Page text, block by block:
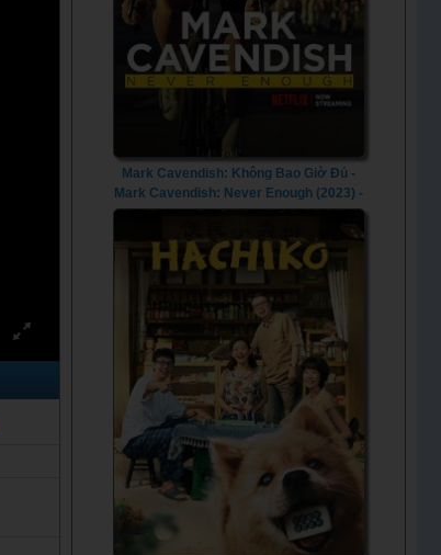
Mark Cavendish: Không Bao Giờ Đủ -
Mark Cavendish: Never Enough (2023) -
Vietsub